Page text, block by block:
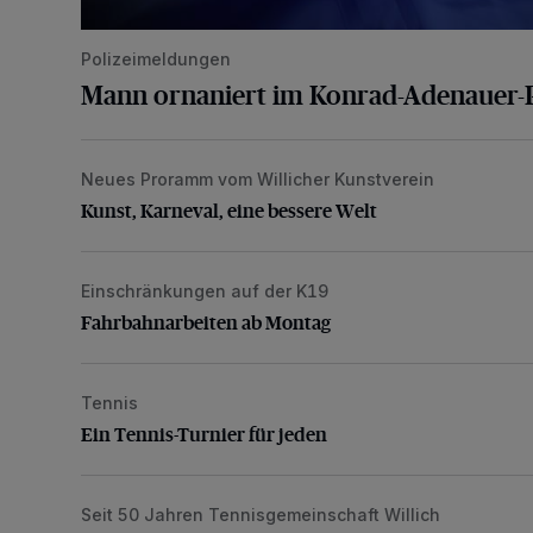
Polizeimeldungen
Mann ornaniert im Konrad-Adenauer-
Kunst, Karneval, eine bessere Welt
Neues Proramm vom Willicher Kunstverein
Kunst, Karneval, eine bessere Welt
Fahrbahnarbeiten ab Montag
Einschränkungen auf der K19
Fahrbahnarbeiten ab Montag
Ein Tennis-Turnier für jeden
Tennis
Ein Tennis-Turnier für jeden
Neuer Tennisplatz bei der TG Willich
Seit 50 Jahren Tennisgemeinschaft Willich